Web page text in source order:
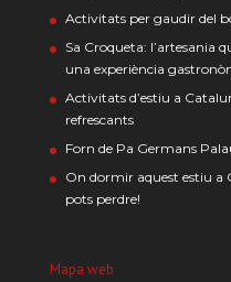
Activitats per gaudir del
Sa Croqueta: l’artesania
una experiència
Activitats d’estiu a
refrescants
Forn de Pa Germans
On dormir aquest estiu a
pots perdre!
Mapa web